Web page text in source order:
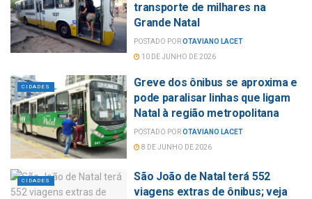
transporte de milhares na
Grande Natal
POSTADO POROTAVIANO LACET
10 DE JUNHO DE 2026
CIDADES
Greve dos ônibus se aproxima e
pode paralisar linhas que ligam
Natal à região metropolitana
POSTADO POROTAVIANO LACET
8 DE JUNHO DE 2026
CIDADES
São João de Natal terá 552
viagens extras de ônibus; veja